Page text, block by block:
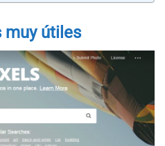
muy útiles